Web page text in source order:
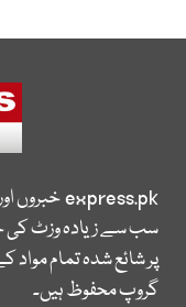
express.pkخبروں
سب سے زیادہ وزٹ کی
پر شائع شدہ تمام
گروپ محفوظ ہیں۔